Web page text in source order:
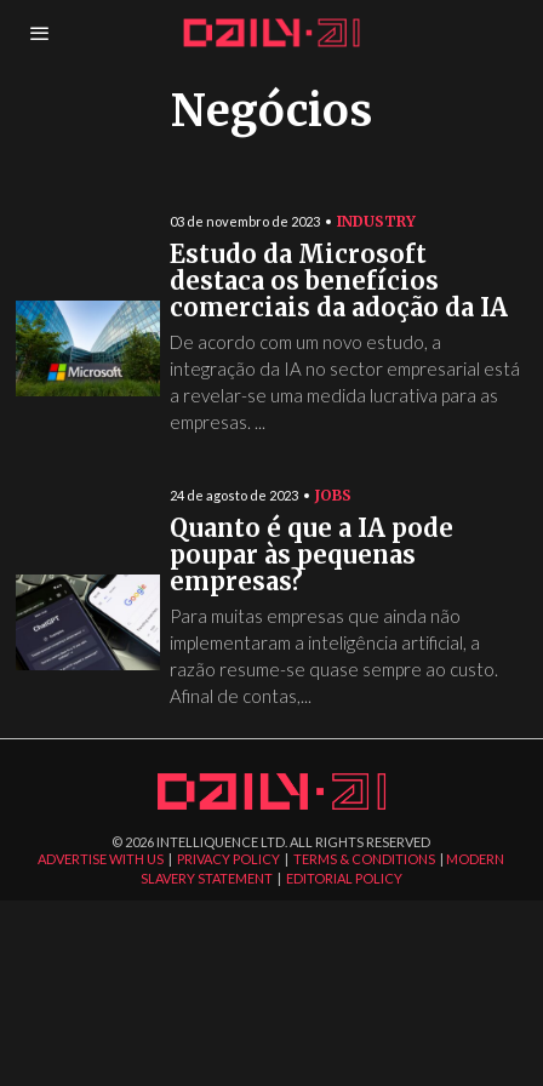
Negócios
03 de novembro de 2023 INDUSTRY
Estudo da Microsoft
destaca os benefícios
comerciais da adoção da IA
De acordo com um novo estudo, a
integração da IA no sector empresarial está
a revelar-se uma medida lucrativa para as
empresas. ...
24 de agosto de 2023 JOBS
Quanto é que a IA pode
poupar às pequenas
empresas?
Para muitas empresas que ainda não
implementaram a inteligência artificial, a
razão resume-se quase sempre ao custo.
Afinal de contas,...
© 2026 INTELLIQUENCE LTD. ALL RIGHTS RESERVED
ADVERTISE WITH US | PRIVACY POLICY |TERMS & CONDITIONS | MODERN
SLAVERY STATEMENT| EDITORIAL POLICY